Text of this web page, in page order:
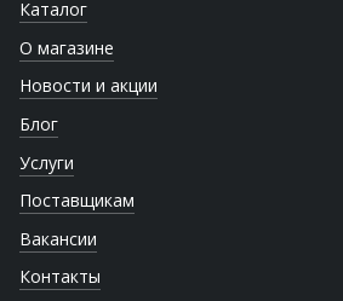
Каталог
О магазине
Новости и акции
Блог
Услуги
Поставщикам
Вакансии
Контакты